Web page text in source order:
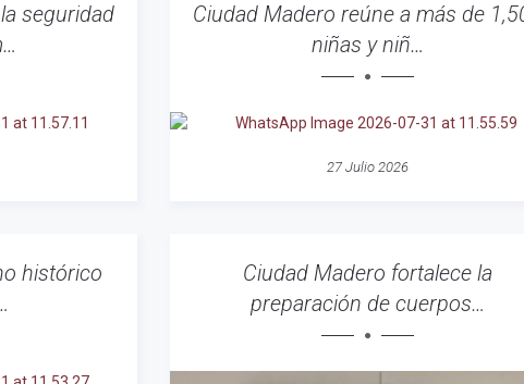
seguridad
Ciudad Madero reúne a más de
niñas y niñ…
27 Julio 2026
histórico
Ciudad Madero fortalece la
preparación de cuerpos…